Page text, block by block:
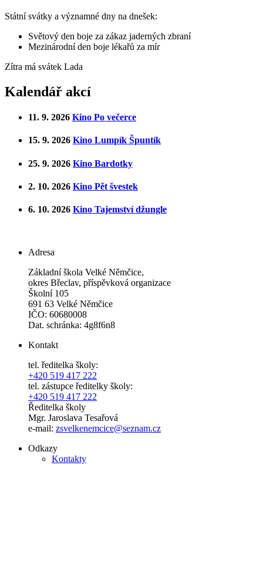
Státní svátky a významné dny na dnešek:
Světový den boje za zákaz jaderných zbraní
Mezinárodní den boje lékařů za mír
Zítra má svátek Lada
Kalendář akcí
11. 9. 2026 Kino Po večerce
15. 9. 2026 Kino Lumpík Špuntík
25. 9. 2026 Kino Bardotky
2. 10. 2026 Kino Pět švestek
6. 10. 2026 Kino Tajemství džungle
Adresa
Základní škola Velké Němčice,
okres Břeclav, příspěvková organizace
Školní 105
691 63 Velké Němčice
IČO: 60680008
Dat. schránka: 4g8f6n8
Kontakt
tel. ředitelka školy:
+420 519 417 222
tel. zástupce ředitelky školy:
+420 519 417 222
Ředitelka školy
Mgr. Jaroslava Tesařová
e-mail: zsvelkenemcice@seznam.cz
Odkazy
Kontakty